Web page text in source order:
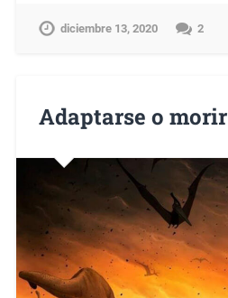
diciembre 13, 2020 2
Adaptarse o morir